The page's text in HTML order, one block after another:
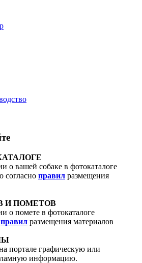
о вашей собаке в фотокаталоге
согласно правил размещения
И ПОМЕТОВ
о помете в фотокаталоге
правил размещения материалов
портале графическую или
информацию.